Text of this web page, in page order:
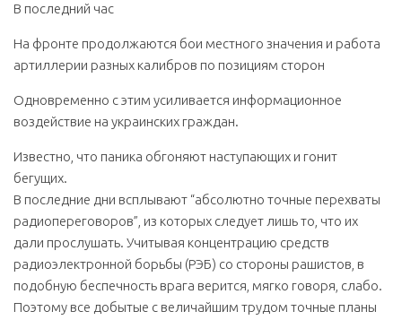
В последний час
На фронте продолжаются бои местного значения и работа
артиллерии разных калибров по позициям сторон
Одновременно с этим усиливается информационное
воздействие на украинских граждан.
Известно, что паника обгоняют наступающих и гонит
бегущих.
В последние дни всплывают “абсолютно точные перехваты
радиопереговоров”, из которых следует лишь то, что их
дали прослушать. Учитывая концентрацию средств
радиоэлектронной борьбы (РЭБ) со стороны рашистов, в
подобную беспечность врага верится, мягко говоря, слабо.
Поэтому все добытые с величайшим трудом точные планы